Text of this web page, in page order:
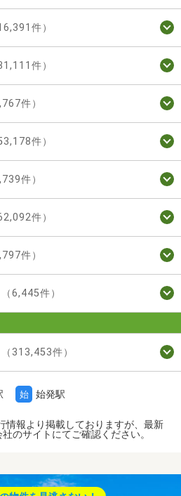
件）
件）
件）
件）
件）
件）
件）
（6,445件）
（313,453件）
始 始発駅
情報より掲載しておりますが、最新
のサイトにてご確認ください。